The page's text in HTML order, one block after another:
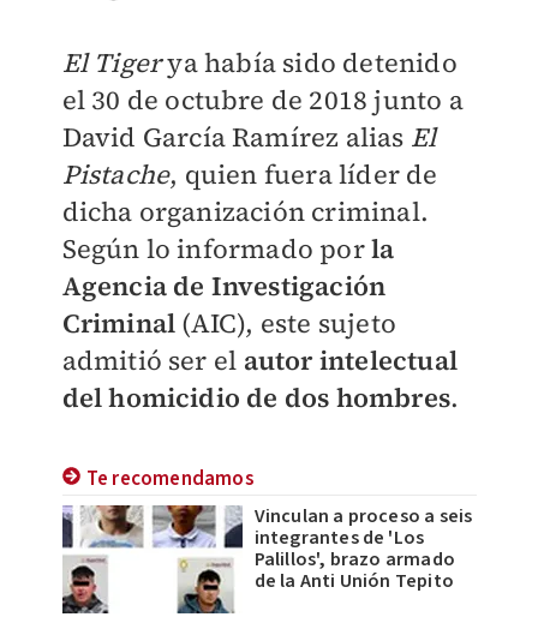
El Tigerya había sido detenido
el 30 de octubre de 2018 junto a
David García Ramírez alias El
Pistache, quien fuera líder de
dicha organización criminal.
Según lo informado porla
Agencia de Investigación
Criminal (AIC), este sujeto
admitió ser el autor intelectual
del homicidio de dos hombres.
Te recomendamos
Vinculan a proceso a seis
integrantes de 'Los
Palillos', brazo armado
de la Anti Unión Tepito